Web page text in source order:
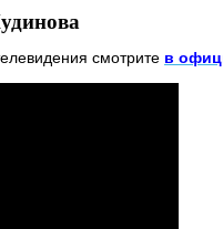
смотрите в